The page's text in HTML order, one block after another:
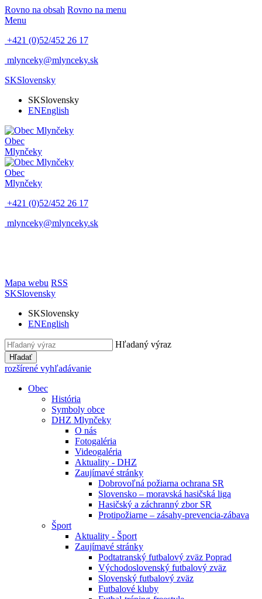
Rovno na obsah Rovno na menu
Menu
+421 (0)52/452 26 17
mlynceky@mlynceky.sk
SKSlovensky
SKSlovensky
ENEnglish
Obec
Mlynčeky
Obec
Mlynčeky
+421 (0)52/452 26 17
mlynceky@mlynceky.sk
Mapa webu RSS
SKSlovensky
SKSlovensky
ENEnglish
Hľadaný výraz
Hľadať
rozšírené vyhľadávanie
Obec
História
Symboly obce
DHZ Mlynčeky
O nás
Fotogaléria
Videogaléria
Aktuality - DHZ
Zaujímavé stránky
Dobrovoľná požiarna ochrana SR
Slovensko – moravská hasičská liga
Hasičský a záchranný zbor SR
Protipožiarne – zásahy-prevencia-zábava
Šport
Aktuality - Šport
Zaujímavé stránky
Podtatranský futbalový zväz Poprad
Východoslovenský futbalový zväz
Slovenský futbalový zväz
Futbalové kluby